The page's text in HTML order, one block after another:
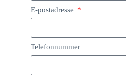
E-postadresse
Telefonnummer